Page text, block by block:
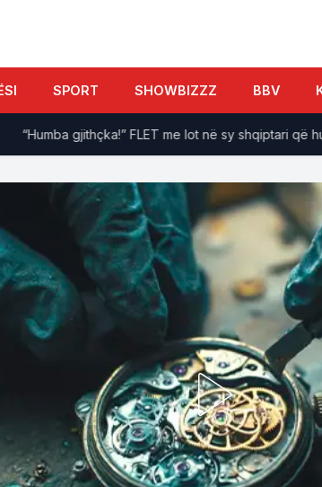
SPORT SHOWBIZZZ BBV
gjithçka!” FLET me lot në sy shqiptari që